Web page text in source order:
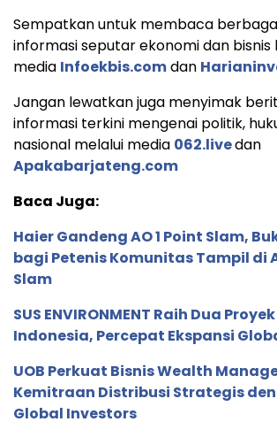
Sempatkan untuk membaca
informasi seputar ekonomi dan bisnis
media Infoekbis.comdan
Jangan lewatkan juga menyimak
informasi terkini mengenai politik,
nasional melalui media 062.livedan
Apakabarjateng.com
Baca Juga:
Haier Gandeng AO 1 Point Slam,
bagi Petenis Komunitas Tampil di
Slam
SUS ENVIRONMENT Raih Dua
Indonesia, Percepat Ekspansi
UOB Perkuat Bisnis Wealth
Kemitraan Distribusi Strategis
Global Investors